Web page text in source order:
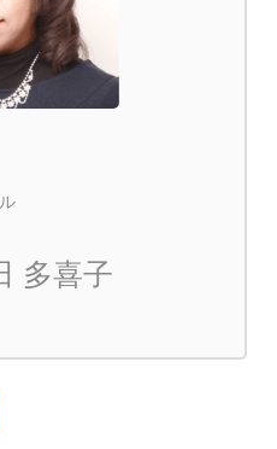
多喜子